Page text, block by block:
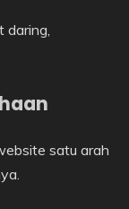
satu arah